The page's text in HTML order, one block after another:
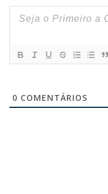
0 COMENTÁRIOS